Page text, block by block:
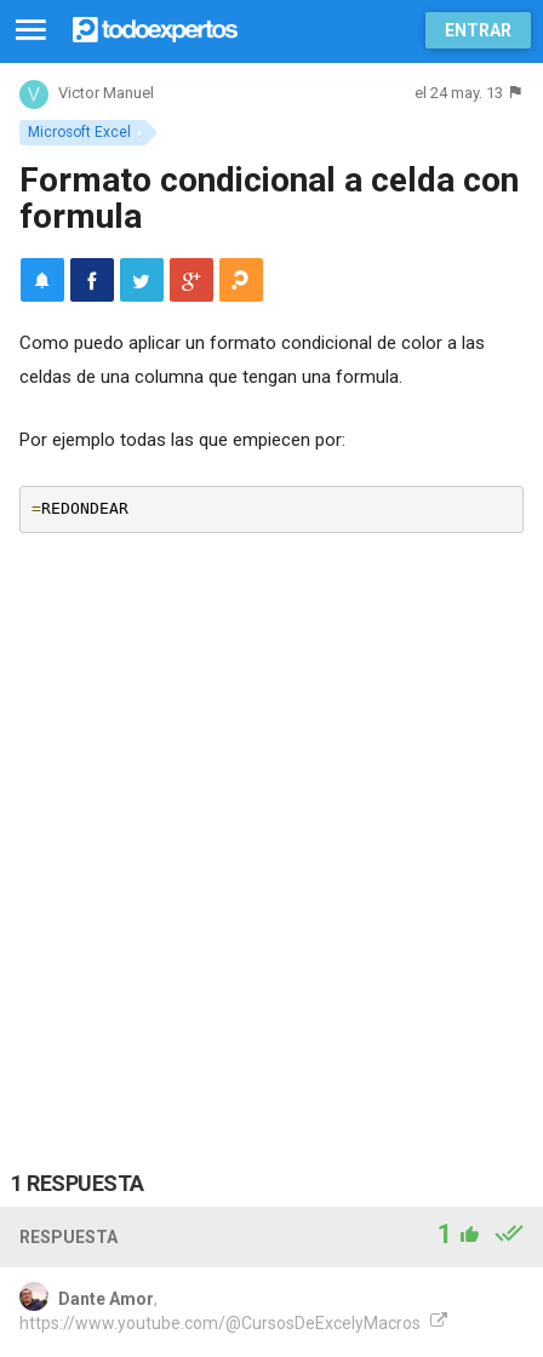
ENTRAR
Microsoft Excel
Victor Manuel el 24 may. 13
Formato condicional a celda con
formula
Como puedo aplicar un formato condicional de color a las
celdas de una columna que tengan una formula.
Por ejemplo todas las que empiecen por:
=REDONDEAR
1 RESPUESTA
RESPUESTA 1
Dante Amor,
https://www.youtube.com/@CursosDeExcelyMacros